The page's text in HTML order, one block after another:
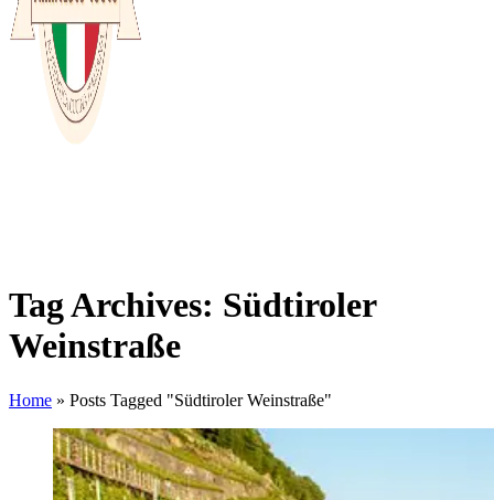
Tag Archives: Südtiroler
Weinstraße
Home » Posts Tagged "Südtiroler Weinstraße"